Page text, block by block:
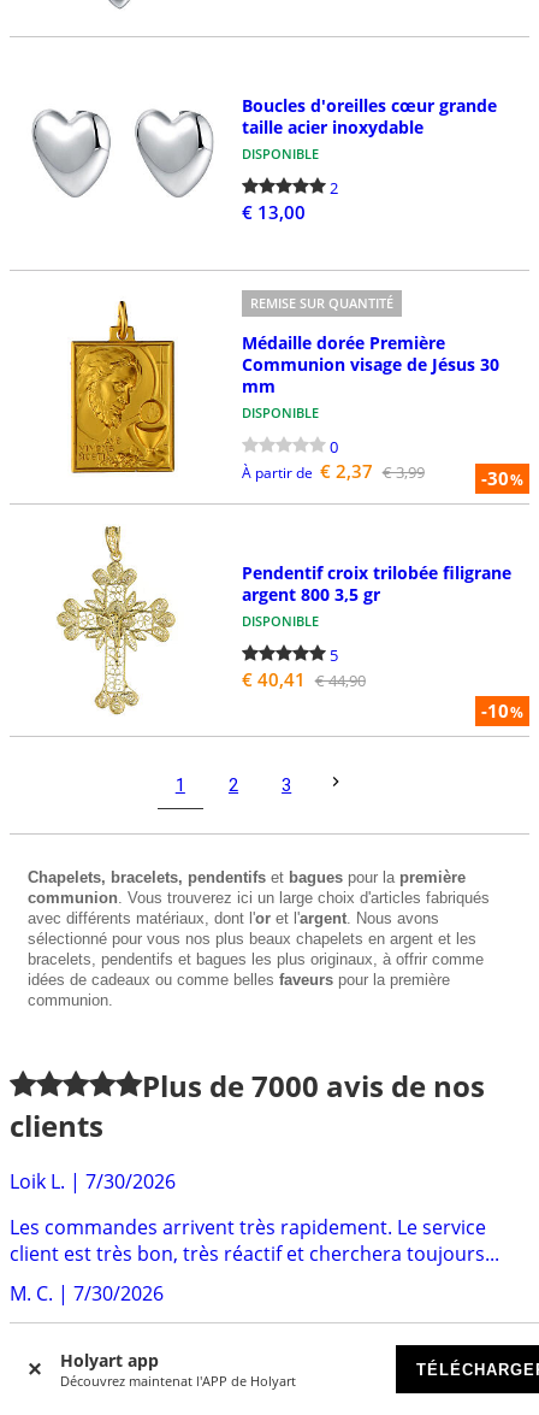
Holyart app
Découvrez maintenat l'APP de Holyart
Boucles d'oreilles cœur grande
taille acier inoxydable
DISPONIBLE
2
€ 13,00
-30%
REMISE SUR QUANTITÉ
Médaille dorée Première
Communion visage de Jésus 30
mm
DISPONIBLE
0
À partir de € 2,37 € 3,99
-10%
Pendentif croix trilobée filigrane
argent 800 3,5 gr
DISPONIBLE
5
€ 40,41 € 44,90
1 2 3
Chapelets, bracelets, pendentifs et bagues pour la première
communion. Vous trouverez ici un large choix d'articles fabriqués
avec différents matériaux, dont l'or et l'argent. Nous avons
sélectionné pour vous nos plus beaux chapelets en argent et les
bracelets, pendentifs et bagues les plus originaux, à offrir comme
idées de cadeaux ou comme belles faveurs pour la première
communion.
Plus de7000 avis de nos
clients
Loik L. | 7/30/2026
Les commandes arrivent très rapidement. Le service
client est très bon, très réactif et cherchera toujours...
M. C. | 7/30/2026
Cela fait déjà un an ou deux que je commande chez
Holyart , je n'ai jamais été déçue, que ce soit par...